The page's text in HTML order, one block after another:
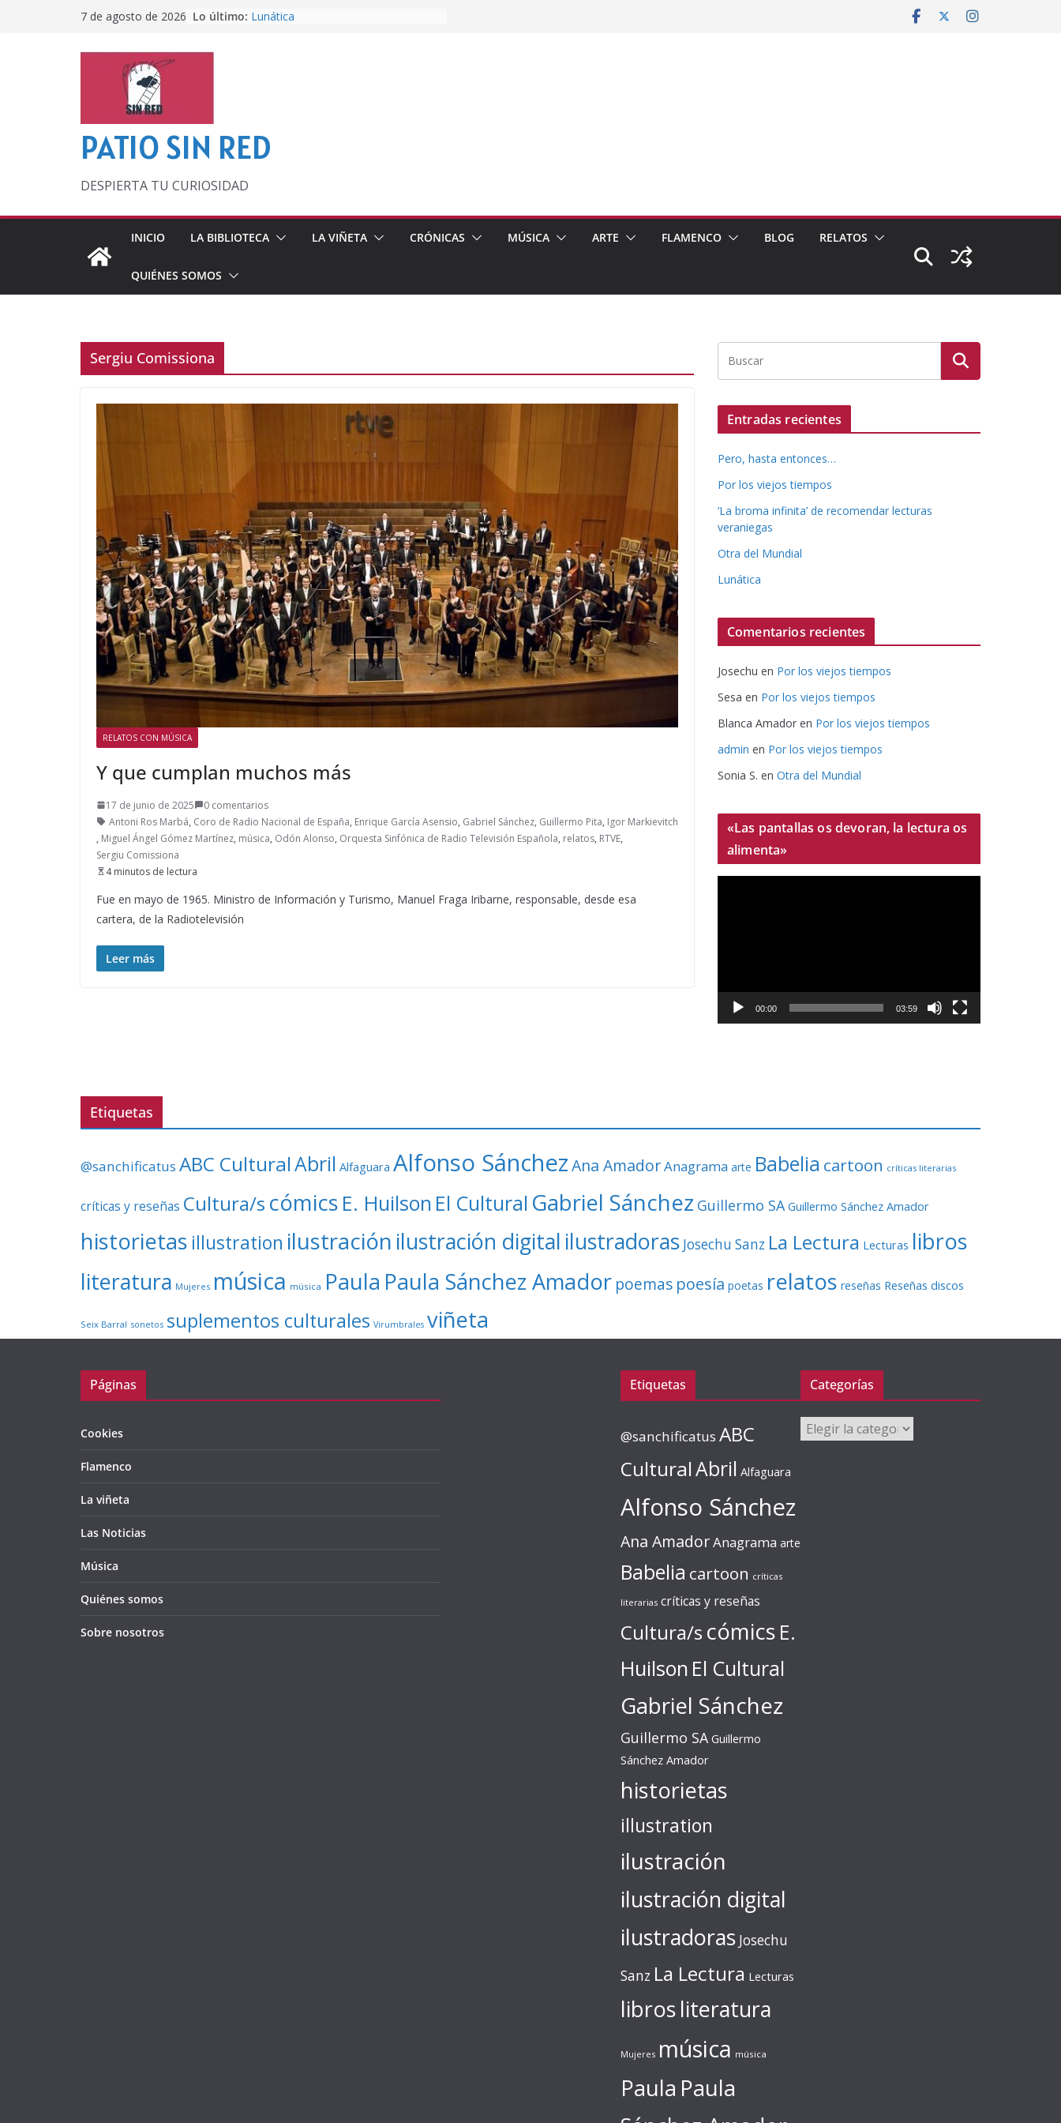
7 de agosto de 2026 Lo último: Lunática
PATIO SIN RED
DESPIERTA TU CURIOSIDAD
INICIO LA BIBLIOTECA LA VIÑETA CRÓNICAS MÚSICA ARTE FLAMENCO BLOG RELATOS
QUIÉNES SOMOS
Sergiu Comissiona
RELATOS CON MÚSICA
Y que cumplan muchos más
17 de junio de 2025
0 comentarios
Antoni Ros Marbá, Coro de Radio Nacional de España, Enrique García Asensio, Gabriel Sánchez, Guillermo Pita, Igor Markievitch
, Miguel Ángel Gómez Martínez, música, Odón Alonso, Orquesta Sinfónica de Radio Televisión Española, relatos, RTVE,
Sergiu Comissiona
4 minutos de lectura
Fue en mayo de 1965. Ministro de Información y Turismo, Manuel Fraga Iribarne, responsable, desde esa
cartera, de la Radiotelevisión
Leer más
Entradas recientes
Pero, hasta entonces…
Por los viejos tiempos
‘La broma infinita’ de recomendar lecturas
veraniegas
Otra del Mundial
Lunática
Comentarios recientes
Josechu en Por los viejos tiempos
Sesa en Por los viejos tiempos
Blanca Amador en Por los viejos tiempos
admin en Por los viejos tiempos
Sonia S. en Otra del Mundial
«Las pantallas os devoran, la lectura os
alimenta»
c
í
e
00:00 03:59
Etiquetas
@sanchificatus ABC CulturalAbril Alfaguara Alfonso SánchezAna AmadorAnagrama arte Babelia cartoon críticas literarias
críticas y reseñas Cultura/s cómics E. Huilson El Cultural Gabriel Sánchez Guillermo SA Guillermo Sánchez Amador
historietas illustration ilustración ilustración digital ilustradoras Josechu Sanz La Lectura Lecturas libros
literatura Mujeres música música Paula Paula Sánchez Amador poemas poesía poetas relatos reseñas Reseñas discos
Seix Barral sonetos suplementos culturales Virumbrales viñeta
Páginas
Cookies
Flamenco
La viñeta
Las Noticias
Música
Quiénes somos
Sobre nosotros
Etiquetas
@sanchificatus ABC
CulturalAbril Alfaguara
Alfonso Sánchez
Ana AmadorAnagrama arte
Babelia cartoon críticas
literarias críticas y reseñas
Cultura/s cómics E.
Huilson El Cultural
Gabriel Sánchez
Guillermo SA Guillermo
Sánchez Amador
historietas
illustration
ilustración
ilustración digital
ilustradoras Josechu
Sanz La Lectura Lecturas
librosliteratura
Mujeres música música
Paula Paula
Categorías
Categorías